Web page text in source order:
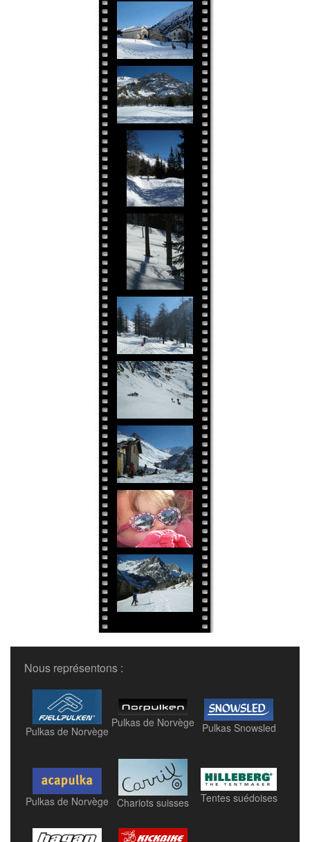
Nous représentons :
Pulkas de Norvège
Pulkas de Norvège Pulkas Snowsled
Pulkas de Norvège Chariots suisses Tentes suédoises